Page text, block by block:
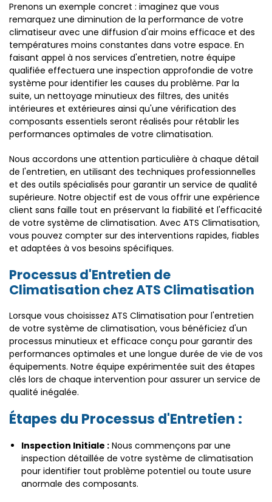
Prenons un exemple concret : imaginez que vous
remarquez une diminution de la performance de votre
climatiseur avec une diffusion d'air moins efficace et des
températures moins constantes dans votre espace. En
faisant appel à nos services d'entretien, notre équipe
qualifiée effectuera une inspection approfondie de votre
système pour identifier les causes du problème. Par la
suite, un nettoyage minutieux des filtres, des unités
intérieures et extérieures ainsi qu'une vérification des
composants essentiels seront réalisés pour rétablir les
performances optimales de votre climatisation.
Nous accordons une attention particulière à chaque détail
de l'entretien, en utilisant des techniques professionnelles
et des outils spécialisés pour garantir un service de qualité
supérieure. Notre objectif est de vous offrir une expérience
client sans faille tout en préservant la fiabilité et l'efficacité
de votre système de climatisation. Avec ATS Climatisation,
vous pouvez compter sur des interventions rapides, fiables
et adaptées à vos besoins spécifiques.
Processus d'Entretien de
Climatisation chez ATS Climatisation
Lorsque vous choisissez ATS Climatisation pour l'entretien
de votre système de climatisation, vous bénéficiez d'un
processus minutieux et efficace conçu pour garantir des
performances optimales et une longue durée de vie de vos
équipements. Notre équipe expérimentée suit des étapes
clés lors de chaque intervention pour assurer un service de
qualité inégalée.
Étapes du Processus d'Entretien :
Inspection Initiale : Nous commençons par une
inspection détaillée de votre système de climatisation
pour identifier tout problème potentiel ou toute usure
anormale des composants.